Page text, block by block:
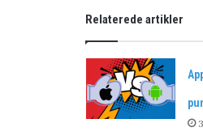
Relaterede artikler